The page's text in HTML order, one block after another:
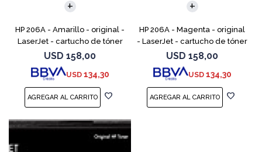
HP 206A - Amarillo - original -
LaserJet - cartucho de tóner
(W2112A) - para Color
LaserJet Pro M255, M283, MFP
M282, MFP M283
USD 158,00
USD 134,30
HP 206A - Magenta - original
- LaserJet - cartucho de tóner
(W2113A) - para Color
LaserJet Pro M255, M283, MFP
M282, MFP M283
USD 158,00
USD 134,30